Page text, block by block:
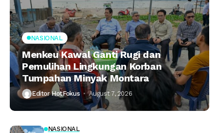
NASIONAL
Menkeu Kawal Ganti Rugi dan
Pemulihan Lingkungan Korban
Tumpahan Minyak Montara
Editor HotFokus August 7, 2026
NASIONAL